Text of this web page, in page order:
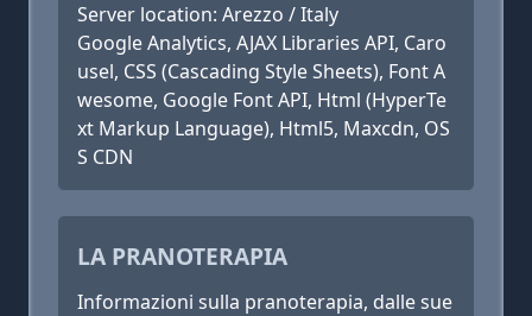
Server location: Arezzo / Italy
Google Analytics, AJAX Libraries API, Caro
usel, CSS (Cascading Style Sheets), Font A
wesome, Google Font API, Html (HyperTe
xt Markup Language), Html5, Maxcdn, OS
S CDN
LA PRANOTERAPIA
Informazioni sulla pranoterapia, dalle sue